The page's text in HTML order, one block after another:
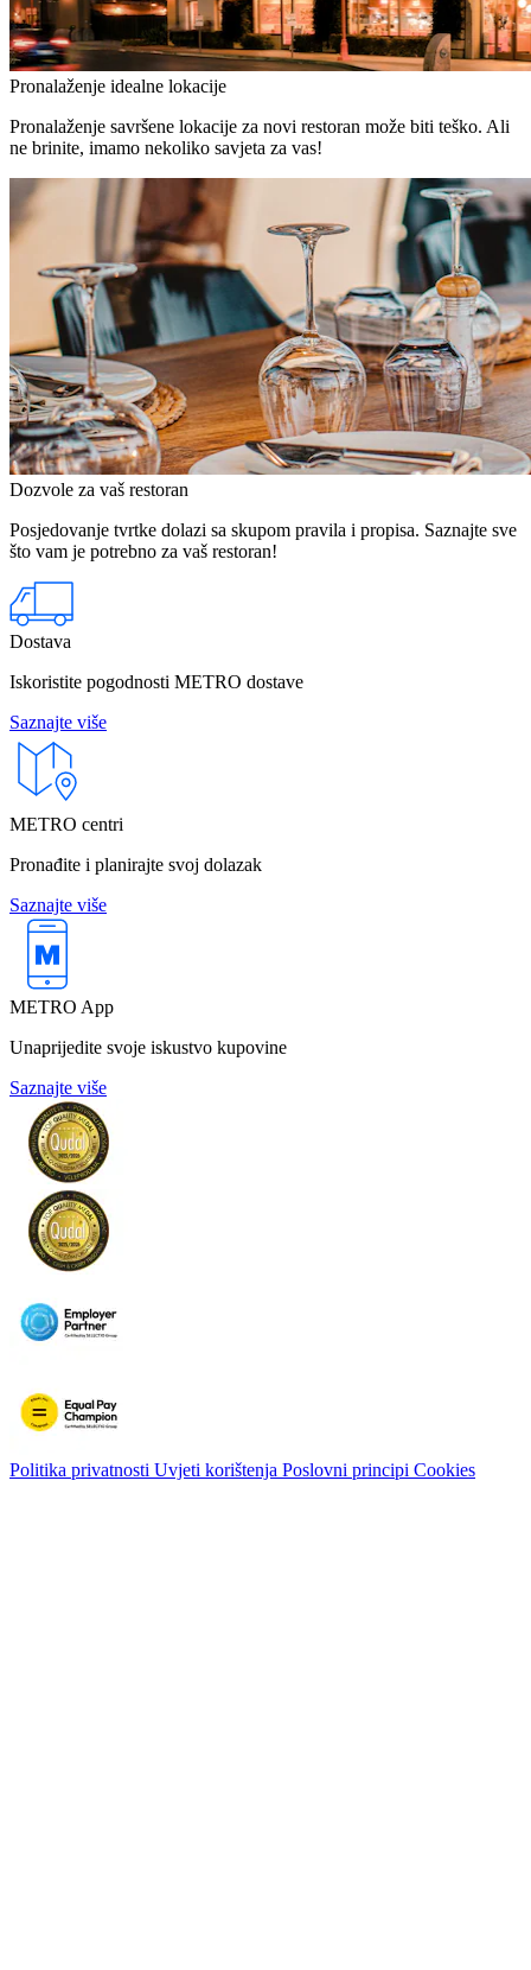
Pronalaženje idealne lokacije
Pronalaženje savršene lokacije za novi restoran može biti teško. Ali
ne brinite, imamo nekoliko savjeta za vas!
Dozvole za vaš restoran
Posjedovanje tvrtke dolazi sa skupom pravila i propisa. Saznajte sve
što vam je potrebno za vaš restoran!
Dostava
Iskoristite pogodnosti METRO dostave
Saznajte više
METRO centri
Pronađite i planirajte svoj dolazak
Saznajte više
METRO App
Unaprijedite svoje iskustvo kupovine
Saznajte više
Politika privatnosti Uvjeti korištenja Poslovni principi Cookies